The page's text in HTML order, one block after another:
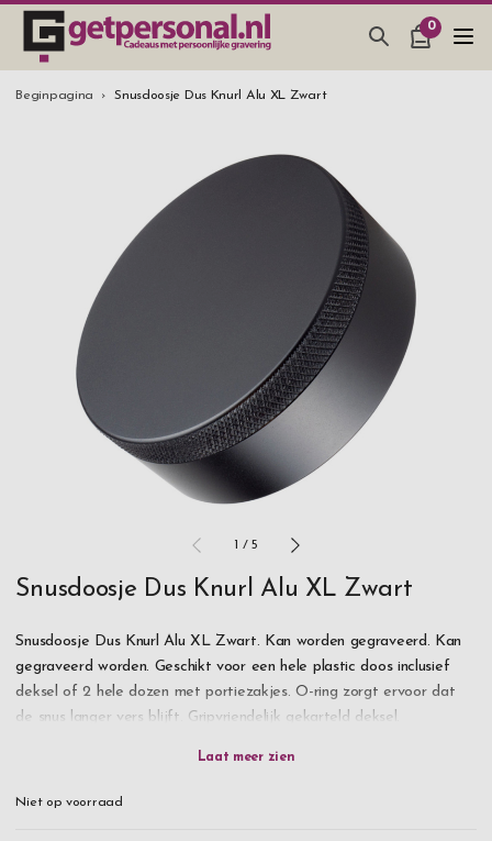
0
CADEAUS & GADGETS
SIERADEN & ACCESSOIRES
CADEAUS IDEEËN
HUWELIJKSGESCHENK 2026
Beginpagina Snusdoosje Dus Knurl Alu XL Zwart
1 /5
Snusdoosje Dus Knurl Alu XL Zwart
Snusdoosje Dus Knurl Alu XL Zwart. Kan worden gegraveerd. Kan
gegraveerd worden. Geschikt voor een hele plastic doos inclusief
deksel of 2 hele dozen met portiezakjes. O-ring zorgt ervoor dat
de snus langer vers blijft. Gripvriendelijk gekarteld deksel.
Niet op voorraad